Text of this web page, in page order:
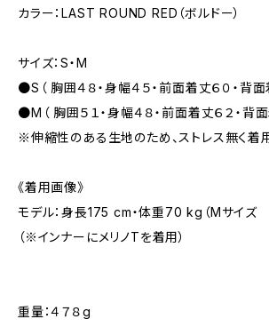
カラー：LAST ROUND RED（ボルドー）
サイズ：S・M
●S（ 胸囲４８・身幅４５・前面着丈６０・背
●M（ 胸囲５１・身幅４８・前面着丈６２・背
※伸縮性のある生地のため、ストレス無く着
《着用画像》
モデル：身長175 cm・体重70 kg（Mサイズ
（※インナーにメリノTを着用）
重量：４７８g